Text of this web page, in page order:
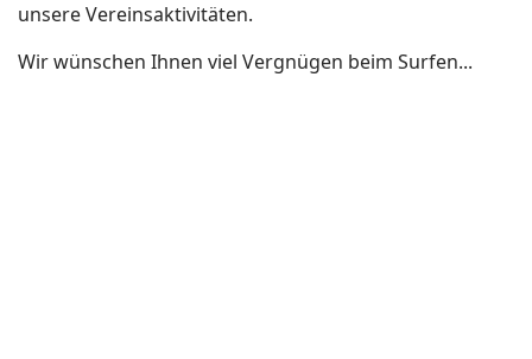
unsere Vereinsaktivitäten.
Wir wünschen Ihnen viel Vergnügen beim Surfen...